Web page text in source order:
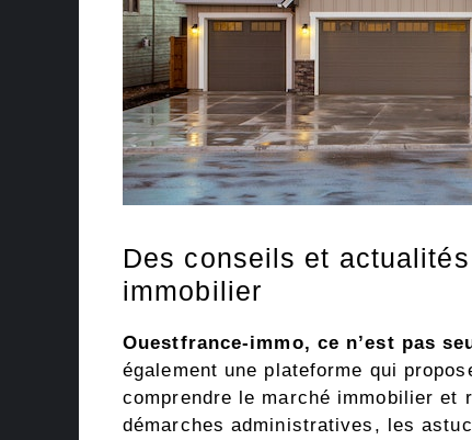
Des conseils et
immobilier
Ouestfrance-immo, ce n’est pas
également une plateforme qui
comprendre le marché immobilier et
démarches administratives, les